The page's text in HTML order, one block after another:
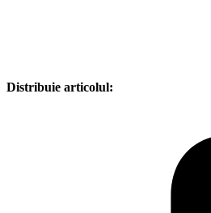
Distribuie articolul: